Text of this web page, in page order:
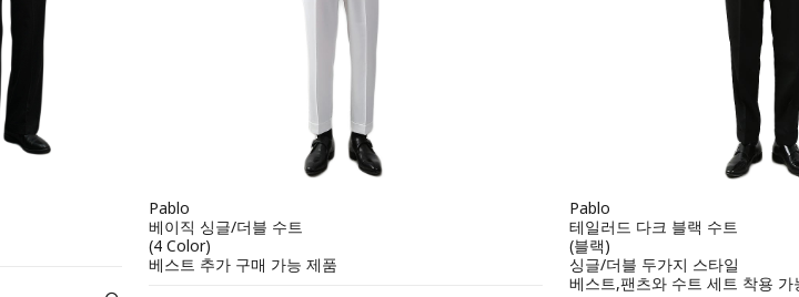
Pablo
베이직 싱글/더블 수트
(4 Color)
베스트 추가 구매 가능 제품
Pablo
테일러드 다크 블랙 수트
(블랙)
싱글/더블 두가지 스타일
베스트,팬츠와 수트 세트 착용 가